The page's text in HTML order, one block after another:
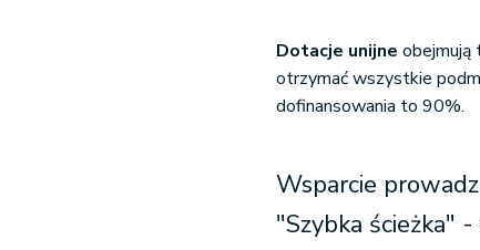
Dotacje unijne obejmują
otrzymać wszystkie
dofinansowania to 90%.
Wsparcie
"Szybka ścieżka"